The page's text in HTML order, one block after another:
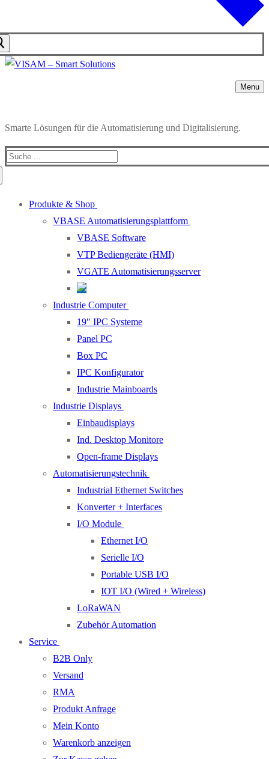
Menu
Smarte Lösungen für die Automatisierung und Digitalisierung.
Produkte & Shop
VBASE Automatisierungsplattform
VBASE Software
VTP Bediengeräte (HMI)
VGATE Automatisierungsserver
Industrie Computer
19″ IPC Systeme
Panel PC
Box PC
IPC Konfigurator
Industrie Mainboards
Industrie Displays
Einbaudisplays
Ind. Desktop Monitore
Open-frame Displays
Automatisierungstechnik
Industrial Ethernet Switches
Konverter + Interfaces
I/O Module
Ethernet I/O
Serielle I/O
Portable USB I/O
IOT I/O (Wired + Wireless)
LoRaWAN
Zubehör Automation
Service
B2B Only
Versand
RMA
Produkt Anfrage
Mein Konto
Warenkorb anzeigen